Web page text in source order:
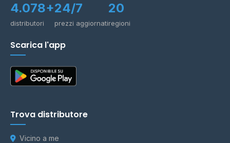
4.078+
distributori
24/7
prezzi aggiornati
20
regioni
Scarica l'app
Trova distributore
Vicino a me